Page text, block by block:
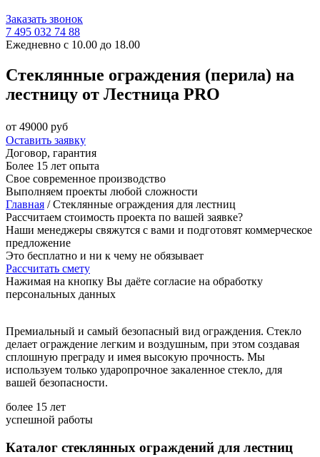
Заказать звонок
7 495 032 74 88
Ежедневно с 10.00 до 18.00
Стеклянные ограждения (перила) на
лестницу от Лестница PRO
от 49000 руб
Оставить заявку
Договор, гарантия
Более 15 лет опыта
Свое современное производство
Выполняем проекты любой сложности
Главная / Стеклянные ограждения для лестниц
Расcчитаем стоимость проекта по вашей заявке?
Наши менеджеры свяжутся с вами и подготовят коммерческое
предложение
Это бесплатно и ни к чему не обязывает
Рассчитать смету
Нажимая на кнопку Вы даёте согласие на обработку
персональных данных
Премиальный и самый безопасный вид ограждения. Стекло
делает ограждение легким и воздушным, при этом создавая
сплошную преграду и имея высокую прочность. Мы
используем только ударопрочное закаленное стекло, для
вашей безопасности.
более 15 лет
успешной работы
Каталог стеклянных ограждений для лестниц